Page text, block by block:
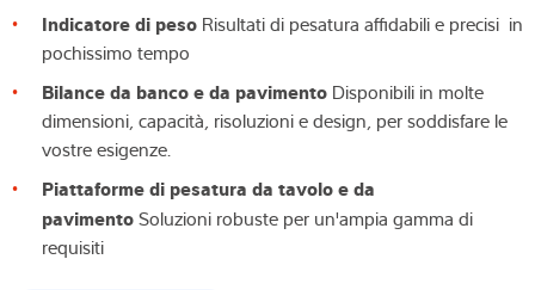
Indicatore di peso Risultati di pesatura affidabili e precisi in
pochissimo tempo
Bilance da banco e da pavimento Disponibili in molte
dimensioni, capacità, risoluzioni e design, per soddisfare le
vostre esigenze.
Piattaforme di pesatura da tavolo e da
pavimentoSoluzioni robuste per un'ampia gamma di
requisiti